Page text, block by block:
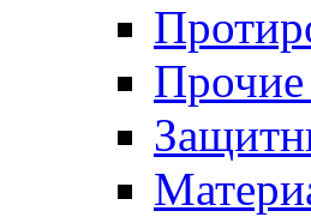
Прочие